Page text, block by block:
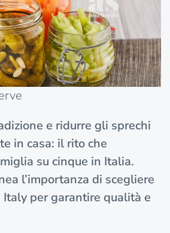
e ridurre gli sprechi
in casa: il rito che
su cinque in Italia.
l’importanza di scegliere
per garantire qualità e